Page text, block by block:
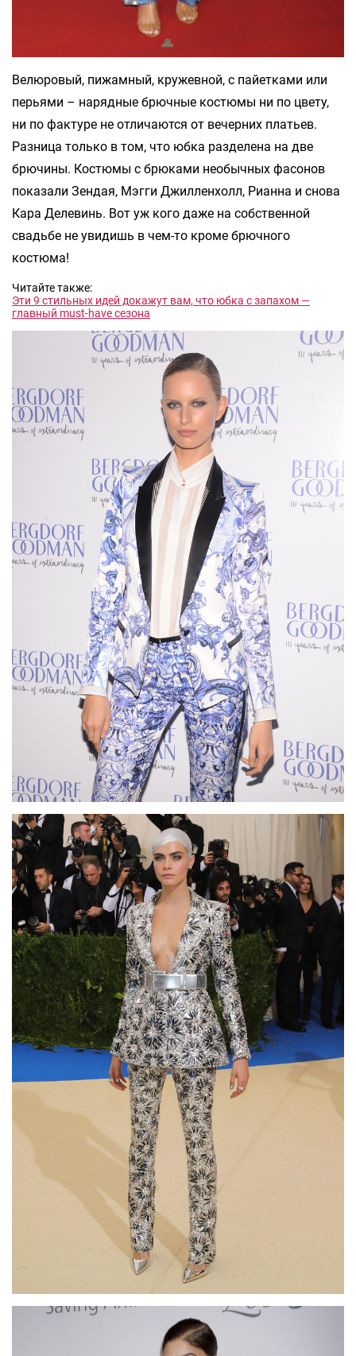
Велюровый, пижамный, кружевной, с пайетками или
перьями – нарядные брючные костюмы ни по цвету,
ни по фактуре не отличаются от вечерних платьев.
Разница только в том, что юбка разделена на две
брючины. Костюмы с брюками необычных фасонов
показали Зендая, Мэгги Джилленхолл, Рианна и снова
Кара Делевинь. Вот уж кого даже на собственной
свадьбе не увидишь в чем-то кроме брючного
костюма!
Читайте также:
Эти 9 стильных идей докажут вам, что юбка с запахом —
главный must-have сезона